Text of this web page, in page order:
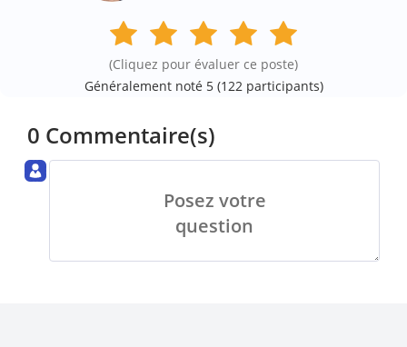
(Cliquez pour évaluer ce poste)
Généralement noté 5 (122participants)
0 Commentaire(s)
Posez votre
question